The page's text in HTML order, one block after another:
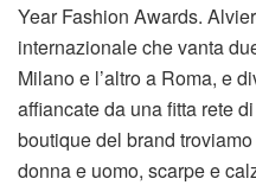
Year Fashion Awards.
internazionale che vanta
Milano e l’altro a Roma, e
affiancate da una fitta rete
boutique del brand
donna e uomo, scarpe e